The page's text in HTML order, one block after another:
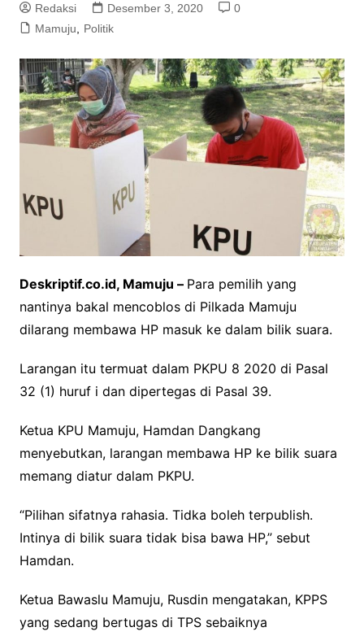
Redaksi Desember 3, 2020
0
Mamuju
Politik
Deskriptif.co.id, Mamuju – Para pemilih yang
nantinya bakal mencoblos di Pilkada Mamuju
dilarang membawa HP masuk ke dalam bilik suara.
Larangan itu termuat dalam PKPU 8 2020 di Pasal
32 (1) huruf i dan dipertegas di Pasal 39.
Ketua KPU Mamuju, Hamdan Dangkang
menyebutkan, larangan membawa HP ke bilik suara
memang diatur dalam PKPU.
“Pilihan sifatnya rahasia. Tidka boleh terpublish.
Intinya di bilik suara tidak bisa bawa HP,” sebut
Hamdan.
Ketua Bawaslu Mamuju, Rusdin mengatakan, KPPS
yang sedang bertugas di TPS sebaiknya